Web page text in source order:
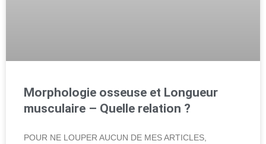
Morphologie osseuse et Longueur
musculaire – Quelle relation ?
POUR NE LOUPER AUCUN DE MES ARTICLES,